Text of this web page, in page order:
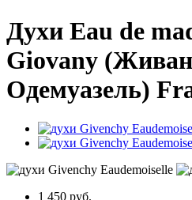
Духи Eau de
Giovany
Одемуазель)
1 450 руб.